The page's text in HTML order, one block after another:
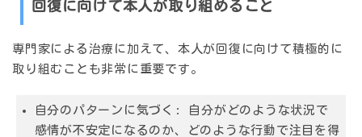
回復に向けて本人が取り組めること
専門家による治療に加えて、本人が回復に向けて積極的に
取り組むことも非常に重要です。
自分のパターンに気づく:
自分がどのような状況で
感情が不安定になるのか、どのような行動で注目を得